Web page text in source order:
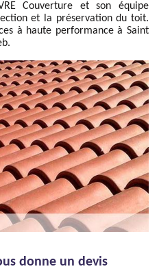
Couverture et son équipe
et la préservation du toit.
à haute performance à Saint
donne un devis